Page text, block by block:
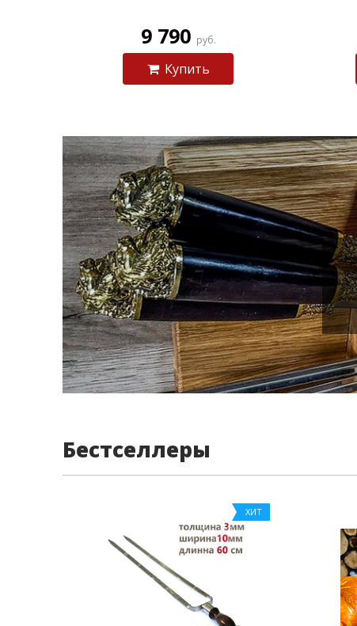
9 790 руб.
Купить
Бестселлеры
ХИТ